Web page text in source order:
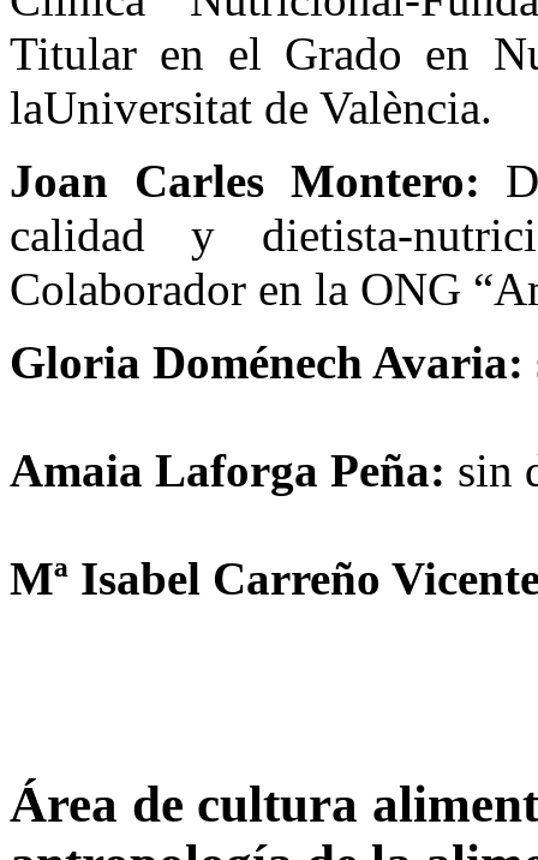
Titular en el Grado en
laUniversitat de València.
Joan Carles Montero:
calidad y dietista-
Colaborador en la ONG
Gloria Doménech Avaria:
Amaia Laforga Peña: sin
Mª Isabel Carreño
Área de cultura